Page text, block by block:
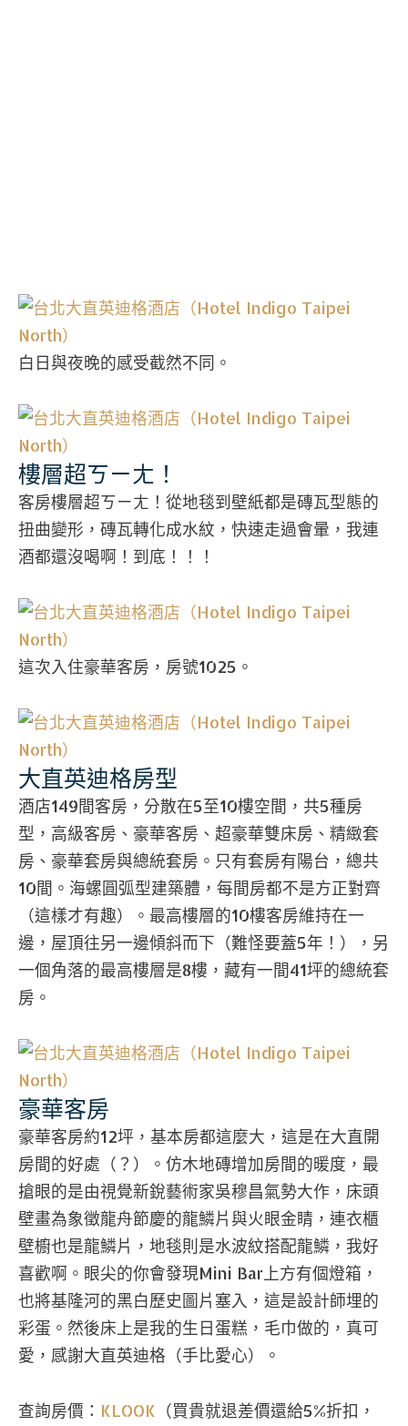
白日與夜晚的感受截然不同。
樓層超ㄎㄧㄤ！
客房樓層超ㄎㄧㄤ！從地毯到壁紙都是磚瓦型態的
扭曲變形，磚瓦轉化成水紋，快速走過會暈，我連
酒都還沒喝啊！到底！！！
這次入住豪華客房，房號1025。
大直英迪格房型
酒店149間客房，分散在5至10樓空間，共5種房
型，高級客房、豪華客房、超豪華雙床房、精緻套
房、豪華套房與總統套房。只有套房有陽台，總共
10間。海螺圓弧型建築體，每間房都不是方正對齊
（這樣才有趣）。最高樓層的10樓客房維持在一
邊，屋頂往另一邊傾斜而下（難怪要蓋5年！），另
一個角落的最高樓層是8樓，藏有一間41坪的總統套
房。
豪華客房
豪華客房約12坪，基本房都這麼大，這是在大直開
房間的好處（？）。仿木地磚增加房間的暖度，最
搶眼的是由視覺新銳藝術家吳穆昌氣勢大作，床頭
壁畫為象徵龍舟節慶的龍鱗片與火眼金睛，連衣櫃
壁櫥也是龍鱗片，地毯則是水波紋搭配龍鱗，我好
喜歡啊。眼尖的你會發現Mini Bar上方有個燈箱，
也將基隆河的黑白歷史圖片塞入，這是設計師埋的
彩蛋。然後床上是我的生日蛋糕，毛巾做的，真可
愛，感謝大直英迪格（手比愛心）。
查詢房價： KLOOK （買貴就退差價還給5%折扣，